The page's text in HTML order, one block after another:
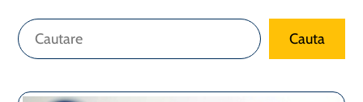
Caută Cauta